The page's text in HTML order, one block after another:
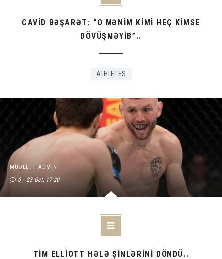
CAVİD BƏŞARƏT: “O MƏNİM KİMİ HEÇ KİMSE
DÖVÜŞMƏYİB”..
ATHLETES
MÜƏLLIF: ADMIN
0 23-Oct, 17:20
TİM ELLİOTT HƏLƏ ŞİNLƏRİNİ DÖNDÜ..